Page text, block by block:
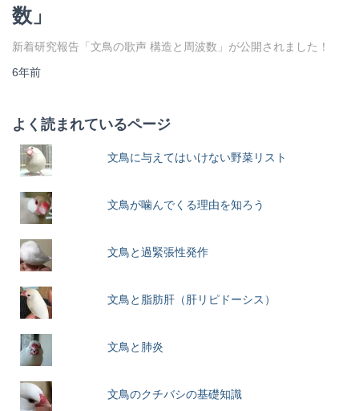
数」
新着研究報告「文鳥の歌声 構造と周波数」が公開されました！
6年前
よく読まれているページ
文鳥に与えてはいけない野菜リスト
文鳥が噛んでくる理由を知ろう
文鳥と過緊張性発作
文鳥と脂肪肝（肝リピドーシス）
文鳥と肺炎
文鳥のクチバシの基礎知識